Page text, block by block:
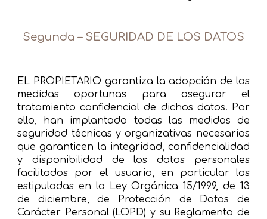
Segunda – SEGURIDAD DE LOS DATOS
EL PROPIETARIO garantiza la adopción de las
medidas oportunas para asegurar el
tratamiento confidencial de dichos datos. Por
ello, han implantado todas las medidas de
seguridad técnicas y organizativas necesarias
que garanticen la integridad, confidencialidad
y disponibilidad de los datos personales
facilitados por el usuario, en particular las
estipuladas en la Ley Orgánica 15/1999, de 13
de diciembre, de Protección de Datos de
Carácter Personal (LOPD) y su Reglamento de